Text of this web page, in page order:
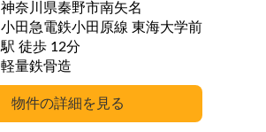
神奈川県秦野市南矢名
小田急電鉄小田原線 東海大学前
駅 徒歩 12分
軽量鉄骨造